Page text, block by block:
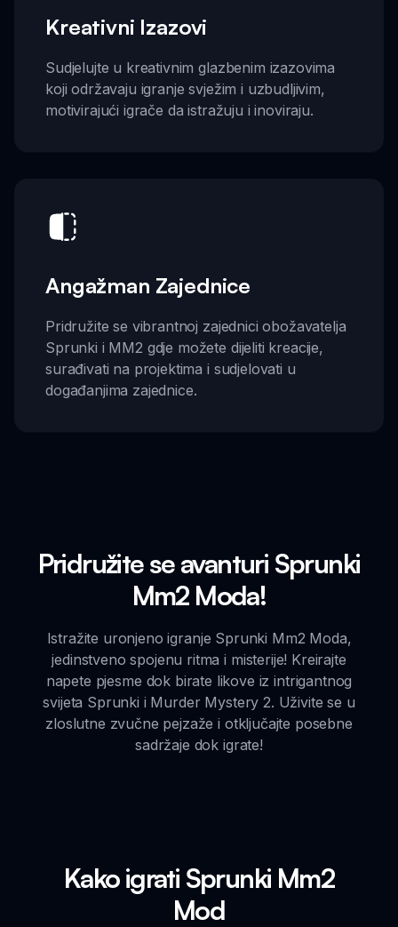
Kreativni Izazovi
Sudjelujte u kreativnim glazbenim izazovima
koji održavaju igranje svježim i uzbudljivim,
motivirajući igrače da istražuju i inoviraju.
Angažman Zajednice
Pridružite se vibrantnoj zajednici obožavatelja
Sprunki i MM2 gdje možete dijeliti kreacije,
surađivati na projektima i sudjelovati u
događanjima zajednice.
Pridružite se avanturi Sprunki
Mm2 Moda!
Istražite uronjeno igranje Sprunki Mm2 Moda,
jedinstveno spojenu ritma i misterije! Kreirajte
napete pjesme dok birate likove iz intrigantnog
svijeta Sprunki i Murder Mystery 2. Uživite se u
zloslutne zvučne pejzaže i otključajte posebne
sadržaje dok igrate!
Kako igrati Sprunki Mm2
Mod